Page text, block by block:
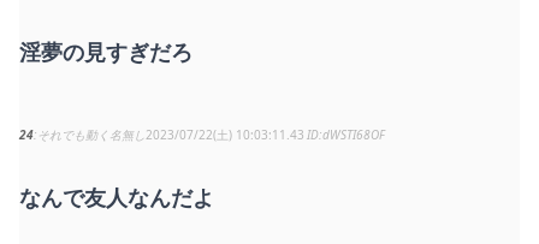
淫夢の見すぎだろ
24 それでも動く名無し 2023/07/22(土) 10:03:11.43 dWSTI68OF
なんで友人なんだよ